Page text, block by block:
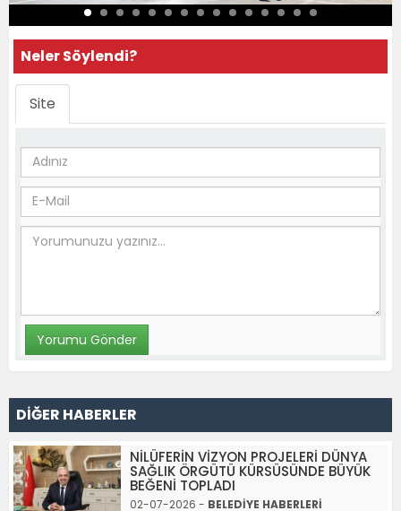
Neler Söylendi?
Site
DİĞER HABERLER
NİLÜFERİN VİZYON PROJELERİ DÜNYA
SAĞLIK ÖRGÜTÜ KÜRSÜSÜNDE BÜYÜK
BEĞENİ TOPLADI
02-07-2026 - BELEDİYE HABERLERİ